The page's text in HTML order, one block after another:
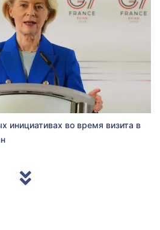
инициативах во время визита в